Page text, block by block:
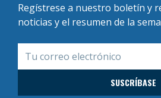
Regístrese a nuestro boletín y
noticias y el resumen de la